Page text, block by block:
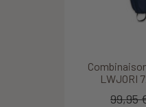
LWJORI
99,95